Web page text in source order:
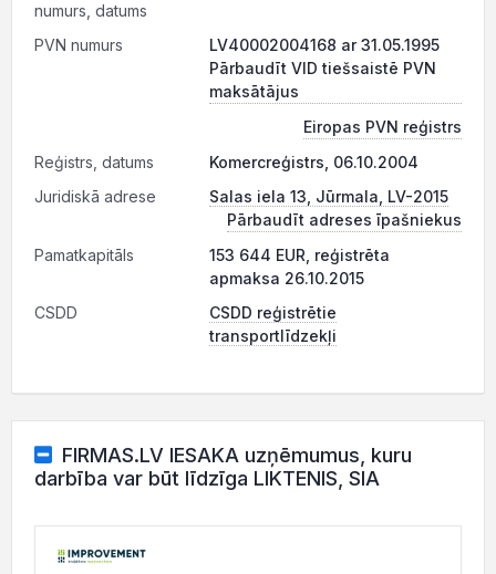
numurs, datums
PVN numurs
LV40002004168 ar 31.05.1995
Pārbaudīt VID tiešsaistē PVN
maksātājus
Eiropas PVN reģistrs
Reģistrs, datums
Komercreģistrs, 06.10.2004
Juridiskā adrese
Salas iela 13, Jūrmala, LV-2015
Pārbaudīt adreses īpašniekus
Pamatkapitāls
153 644 EUR, reģistrēta
apmaksa 26.10.2015
CSDD
CSDD reģistrētie
transportlīdzekļi
FIRMAS.LV IESAKA uzņēmumus, kuru
darbība var būt līdzīga LIKTENIS, SIA